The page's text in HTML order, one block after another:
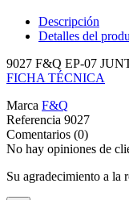
Descripción
Detalles del
9027 F&Q EP-07
FICHA TÉCNICA
Marca F&Q
Referencia 9027
Comentarios (0)
No hay opiniones de
Su agradecimiento a la